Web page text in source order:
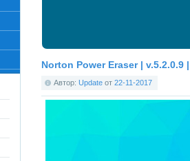
Norton Power Eraser | v.5.2.0.9
Автор: Update от 22-11-2017